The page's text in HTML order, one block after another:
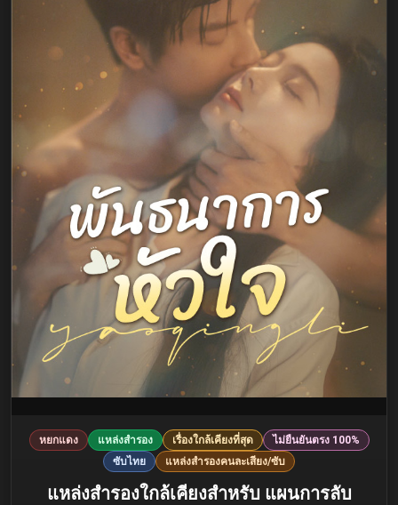
หยกแดง แหล่งสำรอง เรื่องใกล้เคียงที่สุด
ไม่ยืนยันตรง 100%
ซับไทย
แหล่งสำรองคนละเสียง/ซับ
แหล่งสำรองใกล้เคียงสำหรับ แผนการลับ